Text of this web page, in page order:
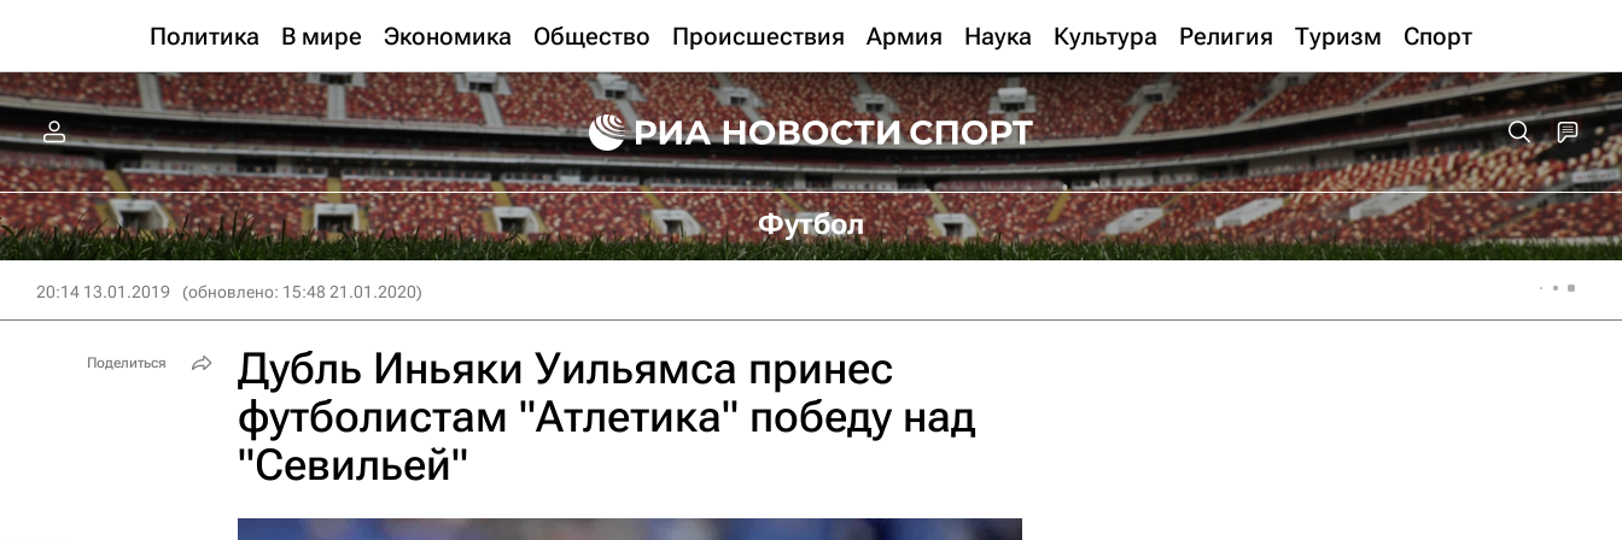
Политика В мире Экономика Общество Происшествия Армия Наука Культура Религия Туризм Спорт
Футбол
20:14 13.01.2019 (обновлено: 15:48 21.01.2020)
Дубль Иньяки Уильямса принес
футболистам "Атлетика" победу над
"Севильей"
Поделиться